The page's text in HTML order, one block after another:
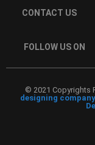
CONTACT US
FOLLOW US ON
© 2021 Copyrights
designing company